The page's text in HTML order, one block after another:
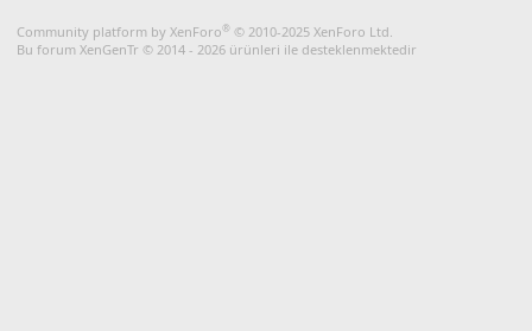
Community platform by XenForo® © 2010-2025 XenForo Ltd.
Bu forum XenGenTr © 2014 - 2026 ürünleri ile desteklenmektedir